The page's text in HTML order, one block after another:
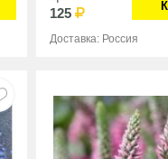
125
Доставка: Россия